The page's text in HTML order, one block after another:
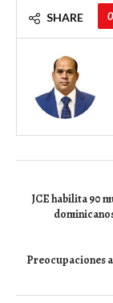
SHARE 0
JCE habilita 90
Preocupaciones